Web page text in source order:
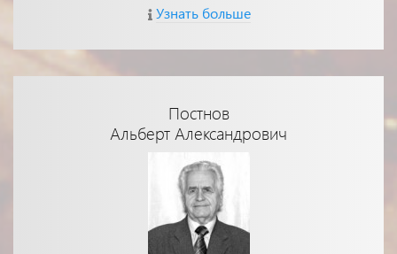
Узнать больше
Постнов
Альберт Александрович